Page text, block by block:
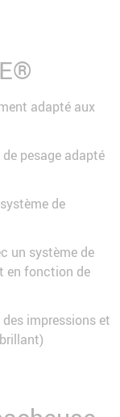
adapté aux
pesage adapté
de
un système de
en fonction de
des impressions et